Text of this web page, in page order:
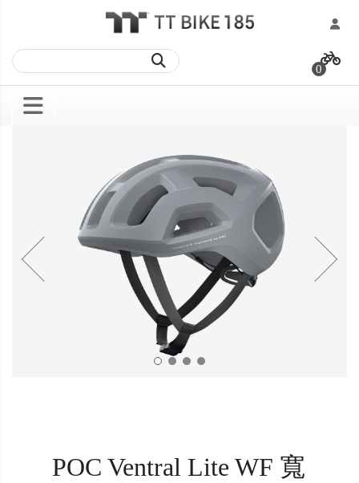
0
images
gallery
images
gallery
POC Ventral Lite WF 寬